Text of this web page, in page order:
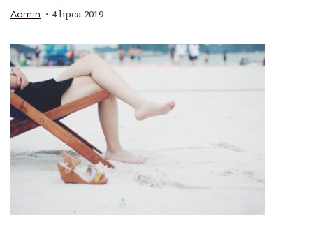
Admin 4 lipca 2019